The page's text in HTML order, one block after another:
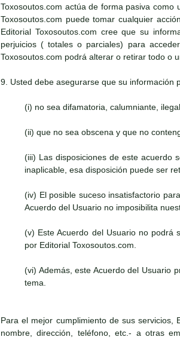
Toxosoutos.com actúa de forma pasiva
Toxosoutos.com puede tomar cualquier
Editorial Toxosoutos.com cree que su
perjuicios ( totales o parciales) para
Toxosoutos.com podrá alterar o retirar todo o
9. Usted debe asegurarse que su información
(i) no sea difamatoria, calumniante,
(ii) que no sea obscena y que no
(iii) Las disposiciones de este acuerdo
inaplicable, esa disposición puede ser
(iv) El posible suceso insatisfactorio
Acuerdo del Usuario no imposibilita
(v) Este Acuerdo del Usuario no podrá
por Editorial Toxosoutos.com.
(vi) Además, este Acuerdo del Usuario
tema.
Para el mejor cumplimiento de sus servicios,
nombre, dirección, teléfono, etc.- a otras